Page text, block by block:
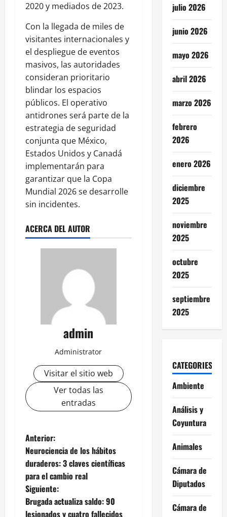
2020 y mediados de 2023.
Con la llegada de miles de
visitantes internacionales y
el despliegue de eventos
masivos, las autoridades
consideran prioritario
blindar los espacios
públicos. El operativo
antidrones será parte de la
estrategia de seguridad
conjunta que México,
Estados Unidos y Canadá
implementarán para
garantizar que la Copa
Mundial 2026 se desarrolle
sin incidentes.
ACERCA DEL AUTOR
admin
Administrator
Visitar el sitio web
Ver todas las
entradas
N
a
v
e
Anterior:
Neurociencia de los hábitos
duraderos: 3 claves científicas
para el cambio real
Siguiente:
Brugada actualiza saldo: 90
lesionados y cuatro fallecidos
julio 2026
junio 2026
mayo 2026
abril 2026
marzo 2026
febrero
2026
enero 2026
diciembre
2025
noviembre
2025
octubre
2025
septiembre
2025
CATEGORIES
Ambiente
Análisis y
Coyuntura
Animales
Cámara de
Diputados
Cámara de